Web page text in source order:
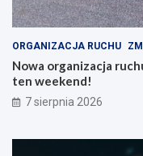
ORGANIZACJA RUCHU
Nowa organizacja
ten weekend!
7 sierpnia 2026